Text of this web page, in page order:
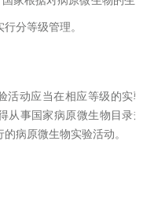
分等级管理。
活动应当在相应等级的实
从事国家病原微生物目录
病原微生物实验活动。